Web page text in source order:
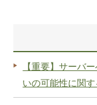
【重要】サーバ
いの可能性に関